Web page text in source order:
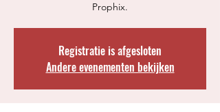
Prophix.
Registratie is afgesloten
Andere evenementen bekijken